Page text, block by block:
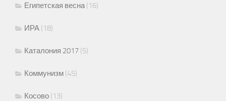
Египетская весна(16)
ИРА (18)
Каталония 2017 (5)
Коммунизм (45)
Косово (13)